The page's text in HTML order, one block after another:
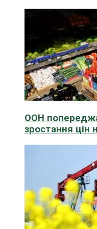
ООН
зростання цін